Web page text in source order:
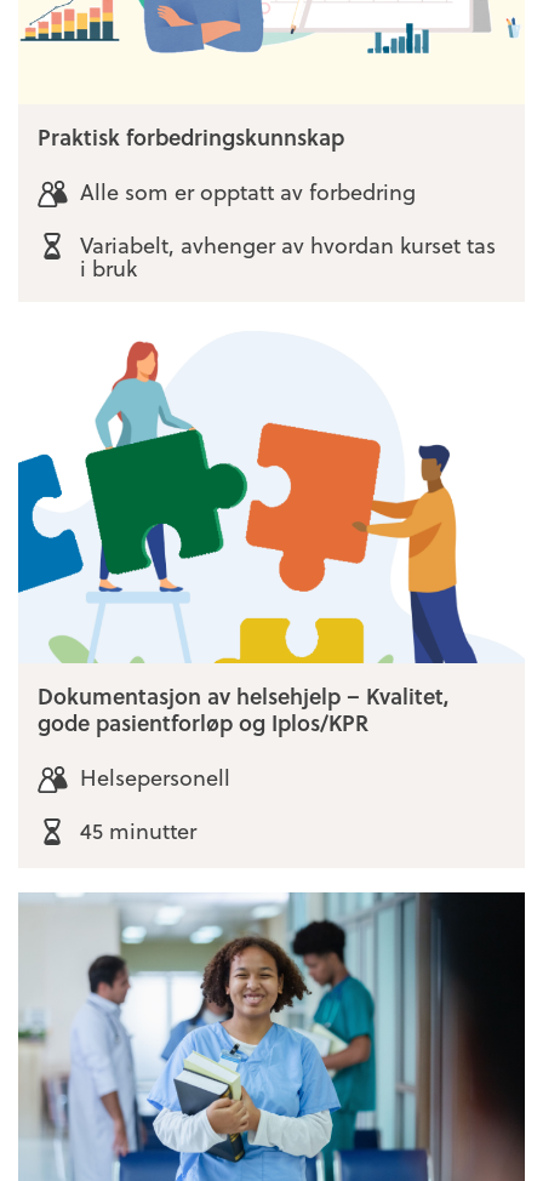
Praktisk forbedringskunnskap
Alle som er opptatt av forbedring
Variabelt, avhenger av hvordan kurset tas
i bruk
Dokumentasjon av helsehjelp – Kvalitet,
gode pasientforløp og Iplos/KPR
Helsepersonell
45 minutter